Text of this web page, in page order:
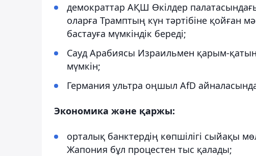
демократтар АҚШ Өкілдер
оларға Трамптың күн тәртібіне қойған
бастауға мүмкіндік береді;
Сауд Арабиясы Израильмен қарым-
мүмкін;
Германия ультра оңшыл AfD
Экономика және қаржы:
орталық банктердің көпшілігі сыйақы
Жапония бұл процестен тыс қалады;